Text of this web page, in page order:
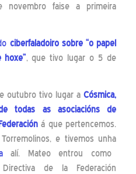
faise a primeira
ciberfaladoiro sobre “o papel
, que tivo lugar o 5 de
outubro tivo lugar a Cósmica,
todas as asociacións de
á que pertencemos.
e tivemos unha
alí. Mateo entrou como
de la Federación